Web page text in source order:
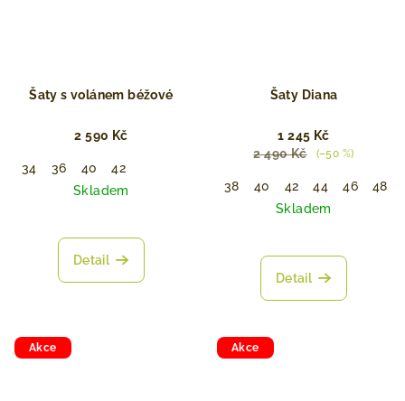
Šaty s volánem béžové
2 590 Kč
34 36 40
42
Skladem
Detail
Šaty Diana
1 245 Kč
2 490 Kč
(–50 %)
38 40 42 44 46 48
Skladem
Detail
Akce Akce